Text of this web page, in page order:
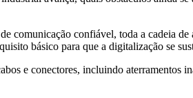
comunicação confiável, toda a cadeia
básico para que a digitalização se
e conectores, incluindo aterramentos